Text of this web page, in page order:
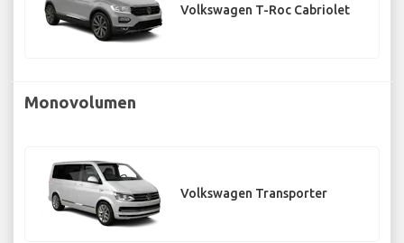
Volkswagen T-Roc Cabriolet
Monovolumen
Volkswagen Transporter